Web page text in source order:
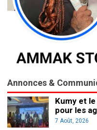
Annonces &
Kumy et
pour les
7 Août, 2026